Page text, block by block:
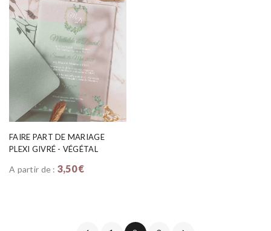
FAIRE PART DE MARIAGE
PLEXI GIVRÉ - VÉGÉTAL
A partir de : 3,50 €